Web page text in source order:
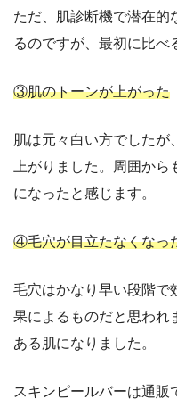
ただ、肌診断機で潜在的
るのですが、最初に比べ
③肌のトーンが上がった
肌は元々白い方でした
上がりました。周囲か
になったと感じます。
④毛穴が目立たなくなっ
毛穴はかなり早い段階で
果によるものだと思われ
ある肌になりました。
スキンピールバーは通販